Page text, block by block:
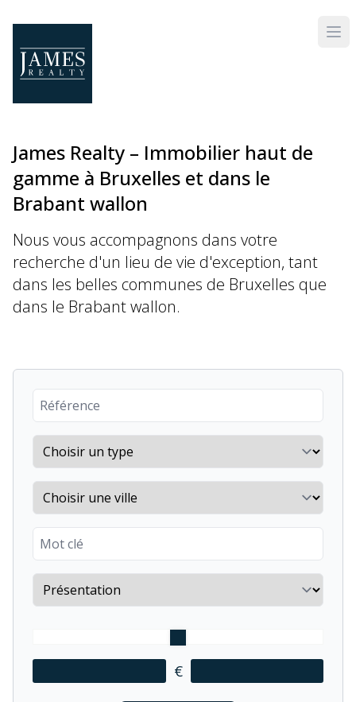
James Realty – Immobilier haut de
gamme à Bruxelles et dans le
Brabant wallon
Nous vous accompagnons dans votre
recherche d'un lieu de vie d'exception, tant
dans les belles communes de Bruxelles que
dans le Brabant wallon.
Reference number
Property type
City
Keyword
Sort by
€